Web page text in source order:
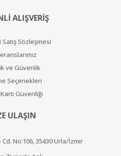
ALIŞVERİŞ
Sözleşmesi
ve Güvenlik
Seçenekleri
Güvenliği
ULAŞIN
No:106, 35430 Urla/İzmir